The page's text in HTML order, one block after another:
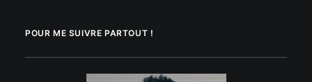
POUR ME SUIVRE PARTOUT !